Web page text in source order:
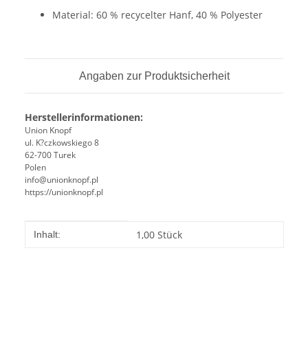
Material: 60 % recycelter Hanf, 40 % Polyester
Angaben zur Produktsicherheit
Herstellerinformationen:
Union Knopf
ul. K?czkowskiego 8
62-700 Turek
Polen
info@unionknopf.pl
https://unionknopf.pl
Produkteigenschaft
Wert
Inhalt: 1,00 Stück